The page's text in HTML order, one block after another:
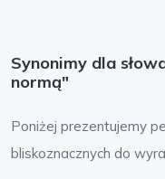
Synonimy dla
normą"
Poniżej prezentujemy
bliskoznacznych do